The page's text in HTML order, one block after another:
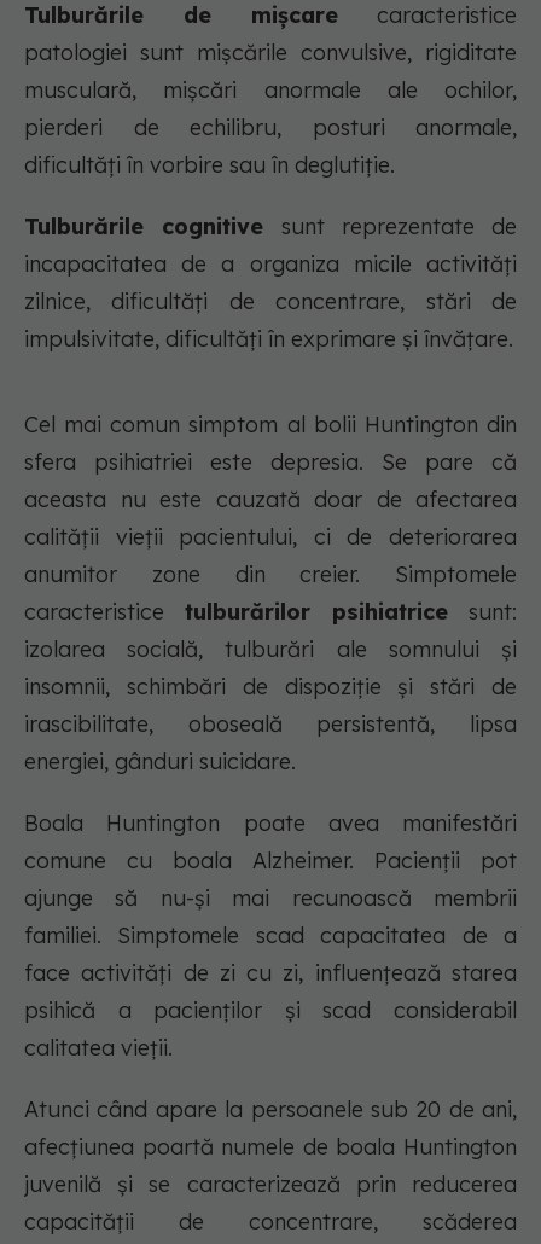
Tulburările de mișcare caracteristice
patologiei sunt mișcările convulsive, rigiditate
musculară, mișcări anormale ale ochilor,
pierderi de echilibru, posturi anormale,
dificultăți în vorbire sau în deglutiție.
Tulburările cognitive sunt reprezentate de
incapacitatea de a organiza micile activități
zilnice, dificultăți de concentrare, stări de
impulsivitate, dificultăți în exprimare și învățare.
Cel mai comun simptom al bolii Huntington din
sfera psihiatriei este depresia. Se pare că
aceasta nu este cauzată doar de afectarea
calității vieții pacientului, ci de deteriorarea
anumitor zone din creier. Simptomele
caracteristice tulburărilor psihiatrice sunt:
izolarea socială, tulburări ale somnului și
insomnii, schimbări de dispoziție și stări de
irascibilitate, oboseală persistentă, lipsa
energiei, gânduri suicidare.
Boala Huntington poate avea manifestări
comune cu boala Alzheimer. Pacienții pot
ajunge să nu-și mai recunoască membrii
familiei. Simptomele scad capacitatea de a
face activități de zi cu zi, influențează starea
psihică a pacienților și scad considerabil
calitatea vieții.
Atunci când apare la persoanele sub 20 de ani,
afecțiunea poartă numele de boala Huntington
juvenilă și se caracterizează prin reducerea
capacității de concentrare, scăderea